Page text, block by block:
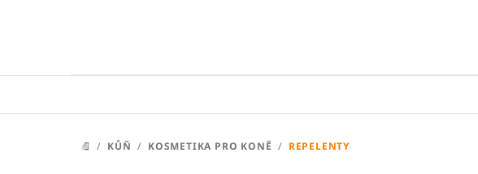
DOMŮ
/ KŮŇ / KOSMETIKA PRO KONĚ / REPELENTY